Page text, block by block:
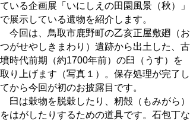
ている企画展「いにしえの田園風景（秋）」
で展示している遺物を紹介します。
今回は、鳥取市鹿野町の乙亥正屋敷廻（お
つがせやしきまわり）遺跡から出土した、古
墳時代前期（約1700年前）の臼（うす）を
取り上げます（写真１）。保存処理が完了し
てから今回が初のお披露目です。
臼は穀物を脱穀したり、籾殻（もみがら）
をはがしたりするための道具です。石包丁な